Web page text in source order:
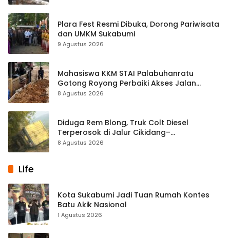
Plara Fest Resmi Dibuka, Dorong Pariwisata
dan UMKM Sukabumi
9 Agustus 2026
Mahasiswa KKM STAI Palabuhanratu
Gotong Royong Perbaiki Akses Jalan
Majelis Ta’lim di Sagaranten
8 Agustus 2026
Diduga Rem Blong, Truk Colt Diesel
Terperosok di Jalur Cikidang–
Palabuhanratu
8 Agustus 2026
Life
Kota Sukabumi Jadi Tuan Rumah Kontes
Batu Akik Nasional
1 Agustus 2026